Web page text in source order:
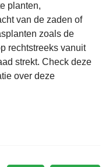
planten,
van de zaden of
zoals de
rechtstreeks vanuit
strekt. Check deze
over deze